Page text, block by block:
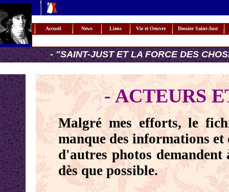
Accueil News Liens Vie et Oeuvre Dossier Saint-Just
- "SAINT-JUST ET LA FORCE DES
- ACTEURS
Malgré mes efforts, le
manque des informations
d'autres photos
dès que possible.